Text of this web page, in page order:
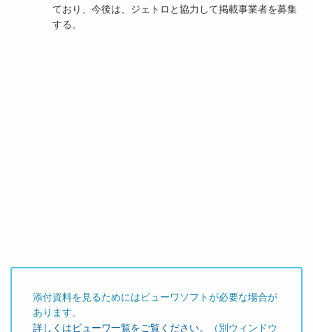
ており、今後は、ジェトロと協力して掲載事業者を募集
する。
添付資料を見るためにはビューワソフトが必要な場合が
あります。
詳しくはビューワ一覧をご覧ください。
（別ウィンドウ